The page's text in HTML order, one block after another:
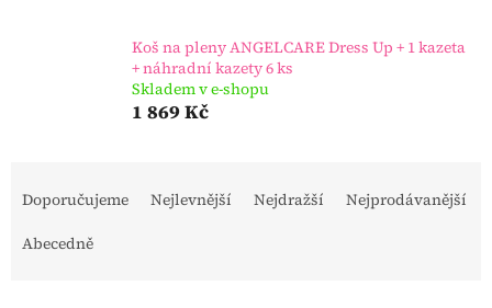
Koš na pleny ANGELCARE Dress Up + 1 kazeta
+ náhradní kazety 6 ks
Skladem v e-shopu
1 869 Kč
Doporučujeme Nejlevnější Nejdražší
Nejprodávanější
Abecedně